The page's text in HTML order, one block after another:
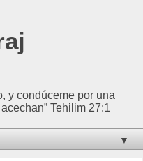
y condúceme por una
Tehilim 27:1
▼